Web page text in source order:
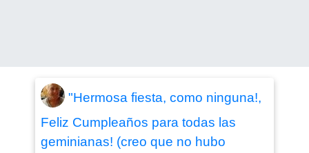
"Hermosa fiesta, como ninguna!,
Feliz Cumpleaños para todas las
geminianas! (creo que no hubo